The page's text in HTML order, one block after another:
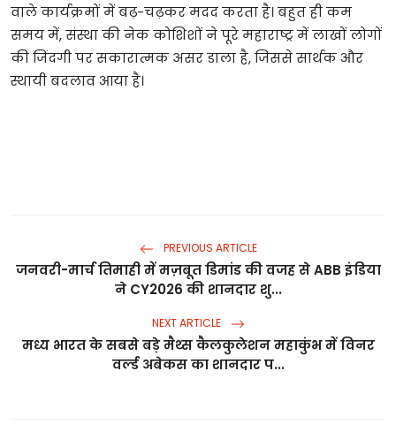
वालेकार्यक्रमोंमेंबढ़-चढ़करमददकरताहै।बहुतहीकम
समयमें,संस्थाकीनेककोशिशोंनेपूरेमहाराष्ट्रमेंलाखोंलोगों
कीजिंदगीपरसकारात्मक असरडालाहै,जिससेसार्थकऔर
स्थायीबदलावआयाहै।
PREVIOUS ARTICLE
जनवरी-मार्च तिमाही में मज़बूत डिमांड की वजह से ABB इंडिया
ने CY2026 की शानदार शु...
NEXT ARTICLE
मध्य भारत के सबसे बड़े मैथ्स कैलकुलेशन महाकुंभ में विनर
वर्ल्ड अबेकस का शानदार प...